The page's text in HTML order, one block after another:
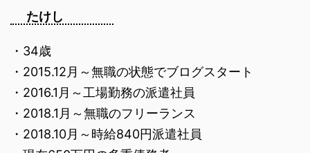
たけし
・34歳
・2015.12月～無職の状態でブログスタート
・2016.1月～工場勤務の派遣社員
・2018.1月～無職のフリーランス
・2018.10月～時給840円派遣社員